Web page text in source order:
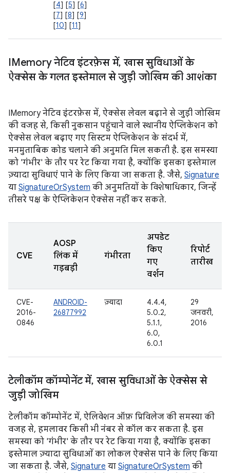
[4] [5] [6]
[7] [8] [9]
[10] [11]
IMemory नेटिव इंटरफ़ेस में, खास सुविधाओं के
ऐक्सेस के गलत इस्तेमाल से जुड़ी जोखिम की आशंका
IMemory नेटिव इंटरफ़ेस में, ऐक्सेस लेवल बढ़ाने से जुड़ी जोखिम
की वजह से, किसी नुकसान पहुंचाने वाले स्थानीय ऐप्लिकेशन को
ऐक्सेस लेवल बढ़ाए गए सिस्टम ऐप्लिकेशन के संदर्भ में,
मनमुताबिक कोड चलाने की अनुमति मिल सकती है. इस समस्या
को 'गंभीर' के तौर पर रेट किया गया है, क्योंकि इसका इस्तेमाल
ज़्यादा सुविधाएं पाने के लिए किया जा सकता है. जैसे, Signature
या SignatureOrSystem की अनुमतियों के विशेषाधिकार, जिन्हें
तीसरे पक्ष के ऐप्लिकेशन ऐक्सेस नहीं कर सकते.
CVE
AOSP
लिंक में
गड़बड़ी
गंभीरता
अपडेट
किए
गए
वर्शन
रिपोर्ट
तारीख
CVE-
2016-
0846
ANDROID-
26877992
ज़्यादा
4.4.4,
5.0.2,
5.1.1,
6.0,
6.0.1
29
जनवरी,
2016
टेलीकॉम कॉम्पोनेंट में, खास सुविधाओं के ऐक्सेस से
जुड़ी जोखिम
टेलीकॉम कॉम्पोनेंट में, ऐलिवेशन ऑफ़ प्रिविलेज की समस्या की
वजह से, हमलावर किसी भी नंबर से कॉल कर सकता है. इस
समस्या को 'गंभीर' के तौर पर रेट किया गया है, क्योंकि इसका
इस्तेमाल ज़्यादा सुविधाओं का लोकल ऐक्सेस पाने के लिए किया
जा सकता है. जैसे, Signature या SignatureOrSystem की